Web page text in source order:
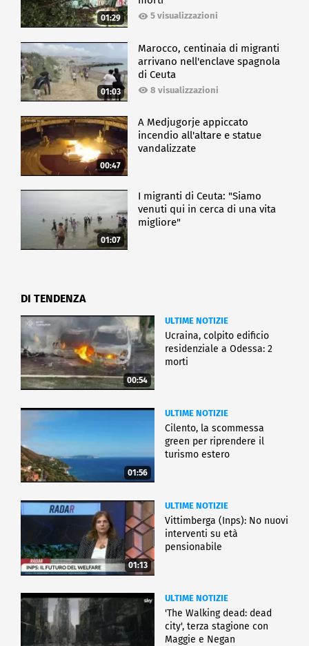
01:29 5 visualizzazioni
01:03
Marocco, centinaia di migranti
arrivano nell'enclave spagnola
di Ceuta
8 visualizzazioni
00:47
A Medjugorje appiccato
incendio all'altare e statue
vandalizzate
01:07
I migranti di Ceuta: "Siamo
venuti qui in cerca di una vita
migliore"
DI TENDENZA
00:54
ULTIME NOTIZIE
Ucraina, colpito edificio
residenziale a Odessa: 2
morti
01:56
ULTIME NOTIZIE
Cilento, la scommessa
green per riprendere il
turismo estero
01:13
ULTIME NOTIZIE
Vittimberga (Inps): No nuovi
interventi su età
pensionabile
ULTIME NOTIZIE
'The Walking dead: dead
city', terza stagione con
Maggie e Negan